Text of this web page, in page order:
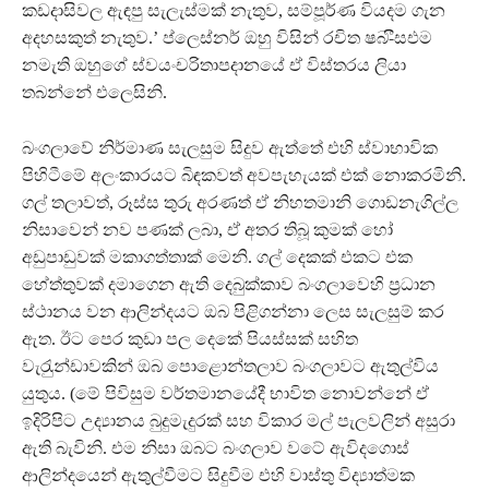
කඩදාසිවල ඇඳපු සැලැස්මක් නැතුව, සම්පූර්ණ වියදම ගැන
අදහසකුත් නැතුව.’ ප්ලෙස්නර් ඔහු විසින් රචිත ෂබ-ීසඑම
නමැති ඔහුගේ ස්වයංචරිතාපදානයේ ඒ විස්තරය ලියා
තබන්නේ එලෙසිනි.
බංගලාවේ නිර්මාණ සැලසුම සිදුව ඇත්තේ එහි ස්වාභාවික
පිහිටීමේ අලංකාරයට බිඳකවත් අවපැහැයක් එක් නොකරමිනි.
ගල් තලාවත්, රූස්ස තුරු අරණත් ඒ නිහතමානි ගොඩනැගිල්ල
නිසාවෙන් නව පණක් ලබා, ඒ අතර තිබූ කුමක් හෝ
අඩුපාඩුවක් මකාගත්තාක් මෙනි. ගල් දෙකක් එකට එක
හේත්තුවක් දමාගෙන ඇති දෙබුක්කාව බංගලාවෙහි ප‍්‍රධාන
ස්ථානය වන ආලින්දයට ඔබ පිළිගන්නා ලෙස සැලසුම් කර
ඇත. ඊට පෙර කුඩා පල දෙකේ පියස්සක් සහිත
වැරැුන්ඩාවකින් ඔබ පොළොන්තලාව බංගලාවට ඇතුල්විය
යුතුය. (මේ පිවිසුම වර්තමානයේදී භාවිත නොවන්නේ ඒ
ඉදිරිපිට උද්‍යානය බුදුමැදුරක් සහ විකාර මල් පැලවලින් අසුරා
ඇති බැවිනි. එම නිසා ඔබට බංගලාව වටේ ඇවිදගොස්
ආලින්දයෙන් ඇතුල්වීමට සිදුවීම එහි වාස්තු විද්‍යාත්මක